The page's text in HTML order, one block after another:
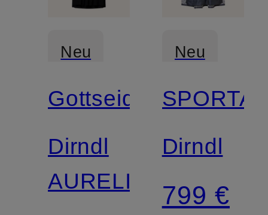
Neu
Gottseidank
Dirndl
AURELIA
Neu
Dirndl
799 €